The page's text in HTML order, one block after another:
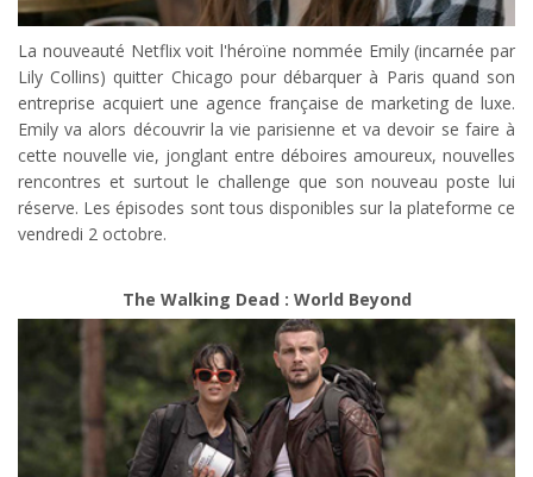
La nouveauté Netflix voit l'héroïne nommée Emily (incarnée par
Lily Collins) quitter Chicago pour débarquer à Paris quand son
entreprise acquiert une agence française de marketing de luxe.
Emily va alors découvrir la vie parisienne et va devoir se faire à
cette nouvelle vie, jonglant entre déboires amoureux, nouvelles
rencontres et surtout le challenge que son nouveau poste lui
réserve. Les épisodes sont tous disponibles sur la plateforme ce
vendredi 2 octobre.
The Walking Dead : World Beyond